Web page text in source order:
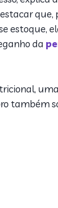
estoque,
da
também